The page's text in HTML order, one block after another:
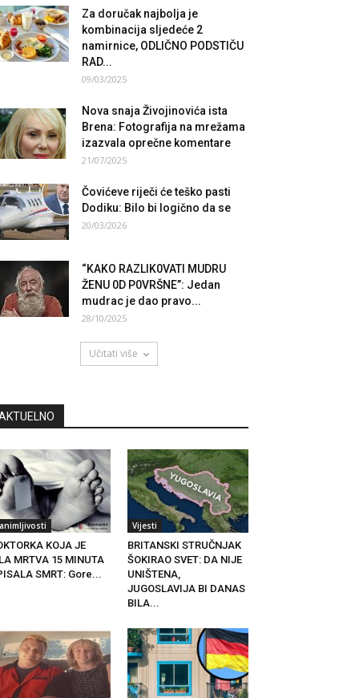
Za doručak najbolja je
kombinacija sljedeće 2
namirnice, ODLIČNO PODSTIČU
RAD...
09/03/2025
Nova snaja Živojinovića ista
Brena: Fotografija na mrežama
izazvala oprečne komentare
21/07/2025
Čovićeve riječi će teško pasti
Dodiku: Bilo bi logično da se
20/03/2026
“KAKO RAZLIK0VATI MUDRU
ŽENU 0D P0VRŠNE”: Jedan
mudrac je dao pravo...
28/10/2025
Učitati više
KOJA JE
MRTVA 15 MINUTA
SMRT: Gore...
Vijesti
BRITANSKI STRUČNJAK
ŠOKIRAO SVET: DA NIJE
UNIŠTENA,
JUGOSLAVIJA BI DANAS
BILA...